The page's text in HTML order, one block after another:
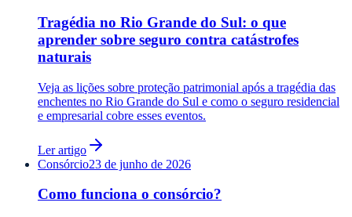
Tragédia no Rio Grande do Sul: o que
aprender sobre seguro contra catástrofes
naturais
Veja as lições sobre proteção patrimonial após a tragédia das
enchentes no Rio Grande do Sul e como o seguro residencial
e empresarial cobre esses eventos.
Ler artigo
Consórcio23 de junho de 2026
Como funciona o consórcio?